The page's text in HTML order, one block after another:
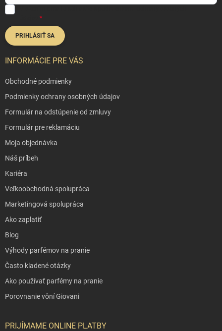
PRIHLÁSIŤ SA
INFORMÁCIE PRE VÁS
Obchodné podmienky
Podmienky ochrany osobných údajov
Formulár na odstúpenie od zmluvy
Formulár pre reklamáciu
Moja objednávka
Náš príbeh
Kariéra
Veľkoobchodná spolupráca
Marketingová spolupráca
Ako zaplatiť
Blog
Výhody parfémov na pranie
Často kladené otázky
Ako používať parfémy na pranie
Porovnanie vôní Giovani
PRIJÍMAME ONLINE PLATBY